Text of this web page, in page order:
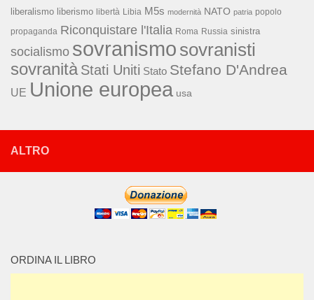
liberalismo liberismo libertà Libia M5s modernità NATO patria popolo
propaganda Riconquistare l'Italia Roma Russia sinistra
socialismo sovranismo sovranisti
sovranità Stati Uniti Stato Stefano D'Andrea
UE Unione europea usa
ALTRO
ORDINA IL LIBRO